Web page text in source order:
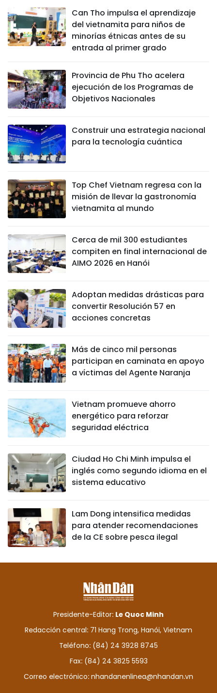
Can Tho impulsa el aprendizaje
del vietnamita para niños de
minorías étnicas antes de su
entrada al primer grado
Provincia de Phu Tho acelera
ejecución de los Programas de
Objetivos Nacionales
Construir una estrategia nacional
para la tecnología cuántica
Top Chef Vietnam regresa con la
misión de llevar la gastronomía
vietnamita al mundo
Cerca de mil 300 estudiantes
compiten en final internacional de
AIMO 2026 en Hanói
Adoptan medidas drásticas para
convertir Resolución 57 en
acciones concretas
Más de cinco mil personas
participan en caminata en apoyo
a víctimas del Agente Naranja
Vietnam promueve ahorro
energético para reforzar
seguridad eléctrica
Ciudad Ho Chi Minh impulsa el
inglés como segundo idioma en el
sistema educativo
Lam Dong intensifica medidas
para atender recomendaciones
de la CE sobre pesca ilegal
Presidente-Editor: Le Quoc Minh
Redacción central: 71 Hang Trong, Hanói, Vietnam
Teléfono: (84) 24 3928 8745
Fax: (84) 24 3825 5593
Correo electrónico: nhandanenlinea@nhandan.vn